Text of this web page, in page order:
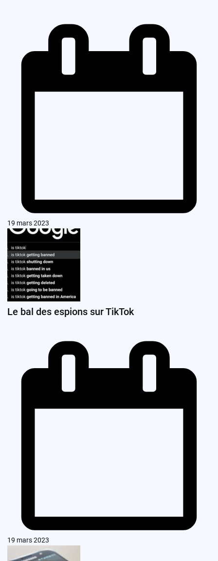
19 mars 2023
Le bal des espions sur TikTok
19 mars 2023